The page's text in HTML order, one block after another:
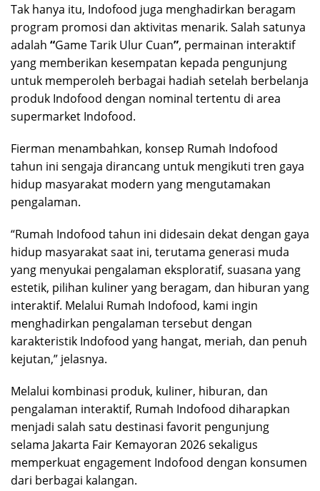
Tak hanya itu, Indofood juga menghadirkan beragam
program promosi dan aktivitas menarik. Salah satunya
adalah “Game Tarik Ulur Cuan”, permainan interaktif
yang memberikan kesempatan kepada pengunjung
untuk memperoleh berbagai hadiah setelah berbelanja
produk Indofood dengan nominal tertentu di area
supermarket Indofood.
Fierman menambahkan, konsep Rumah Indofood
tahun ini sengaja dirancang untuk mengikuti tren gaya
hidup masyarakat modern yang mengutamakan
pengalaman.
“Rumah Indofood tahun ini didesain dekat dengan gaya
hidup masyarakat saat ini, terutama generasi muda
yang menyukai pengalaman eksploratif, suasana yang
estetik, pilihan kuliner yang beragam, dan hiburan yang
interaktif. Melalui Rumah Indofood, kami ingin
menghadirkan pengalaman tersebut dengan
karakteristik Indofood yang hangat, meriah, dan penuh
kejutan,” jelasnya.
Melalui kombinasi produk, kuliner, hiburan, dan
pengalaman interaktif, Rumah Indofood diharapkan
menjadi salah satu destinasi favorit pengunjung
selama Jakarta Fair Kemayoran 2026 sekaligus
memperkuat engagement Indofood dengan konsumen
dari berbagai kalangan.